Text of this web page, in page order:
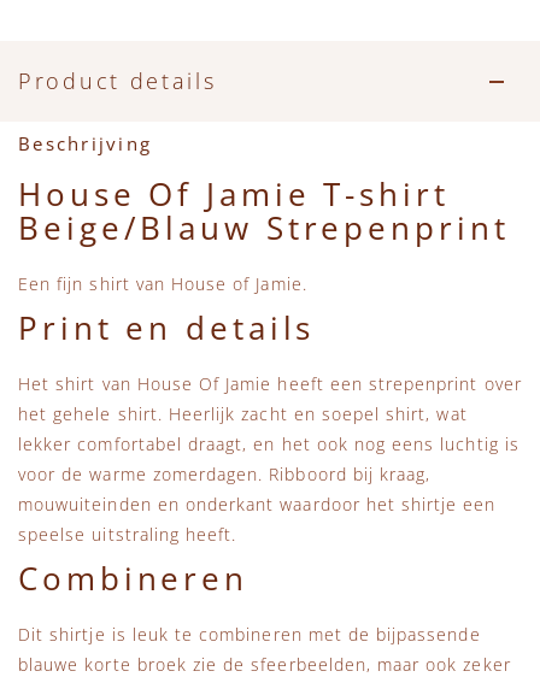
Zwemkleding
Feestkleding
Beren, Speendoekjes en Knuffeldoekjes
Tassen
Verzorgingsproducten
Beren
Mini Rodini
+1 in the family
New Balance
Piupiuchick
Play Up
Sproet & Sprout
Tiny Cottons
Product details
Beschrijving
House Of Jamie T-shirt
Beige/Blauw Strepenprint
Een fijn shirt van House of Jamie.
Print en details
Het shirt van House Of Jamie heeft een strepenprint over
het gehele shirt. Heerlijk zacht en soepel shirt, wat
lekker comfortabel draagt, en het ook nog eens luchtig is
voor de warme zomerdagen. Ribboord bij kraag,
mouwuiteinden en onderkant waardoor het shirtje een
speelse uitstraling heeft.
Combineren
Dit shirtje is leuk te combineren met de bijpassende
blauwe korte broek zie de sfeerbeelden, maar ook zeker